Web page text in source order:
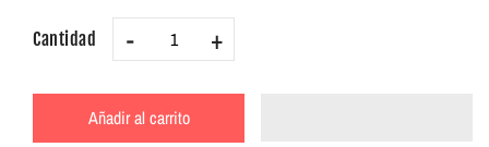
Cantidad - +
Añadir al carrito